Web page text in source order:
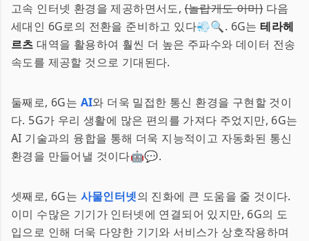
고속 인터넷 환경을 제공하면서도,(놀랍게도 이미)다음
세대인 6G로의 전환을 준비하고 있다💨🔍. 6G는테라헤
르츠 대역을 활용하여 훨씬 더 높은 주파수와 데이터 전송
속도를 제공할 것으로 기대된다.
둘째로, 6G는 AI와 더욱 밀접한 통신 환경을 구현할 것이
다. 5G가 우리 생활에 많은 편의를 가져다 주었지만, 6G는
AI 기술과의 융합을 통해 더욱 지능적이고 자동화된 통신
환경을 만들어낼 것이다🤖💬.
셋째로, 6G는 사물인터넷의 진화에 큰 도움을 줄 것이다.
이미 수많은 기기가 인터넷에 연결되어 있지만, 6G의 도
입으로 인해 더욱 다양한 기기와 서비스가 상호작용하며